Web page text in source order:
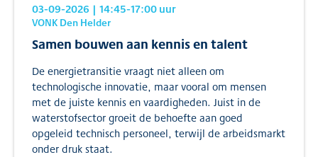
03-09-2026 | 14:45-17:00uur
VONK Den Helder
Samen bouwen aan kennis en talent
De energietransitie vraagt niet alleen om
technologische innovatie, maar vooral om mensen
met de juiste kennis en vaardigheden. Juist in de
waterstofsector groeit de behoefte aan goed
opgeleid technisch personeel, terwijl de arbeidsmarkt
onder druk staat.